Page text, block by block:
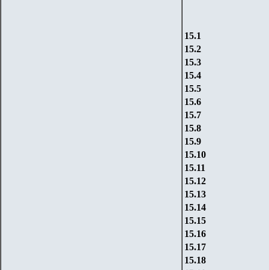
15.1
15.2
15.3
15.4
15.5
15.6
15.7
15.8
15.9
15.10
15.11
15.12
15.13
15.14
15.15
15.16
15.17
15.18